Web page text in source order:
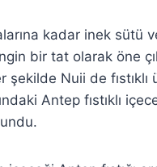
kadar inek
bir tat olarak öne
şekilde Nuii de
Antep fıstıklı